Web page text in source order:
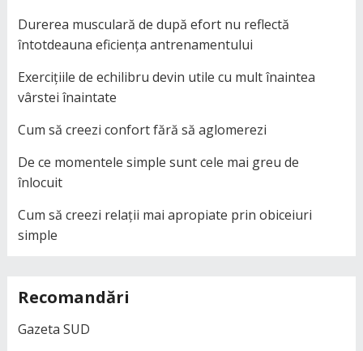
Durerea musculară de după efort nu reflectă
întotdeauna eficiența antrenamentului
Exercițiile de echilibru devin utile cu mult înaintea
vârstei înaintate
Cum să creezi confort fără să aglomerezi
De ce momentele simple sunt cele mai greu de
înlocuit
Cum să creezi relații mai apropiate prin obiceiuri
simple
Recomandări
Gazeta SUD